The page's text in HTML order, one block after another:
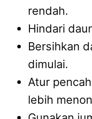
rendah.
Hindari
Bersihkan
dimulai.
Atur
lebih